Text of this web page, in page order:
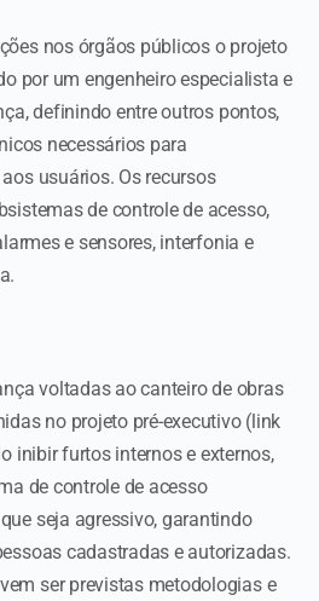
nos órgãos públicos o projeto
por um engenheiro especialista e
definindo entre outros pontos,
necessários para
usuários. Os recursos
de controle de acesso,
e sensores, interfonia e
voltadas ao canteiro de obras
no projeto pré-executivo (link
inibir furtos internos e externos,
de controle de acesso
seja agressivo, garantindo
cadastradas e autorizadas.
ser previstas metodologias e